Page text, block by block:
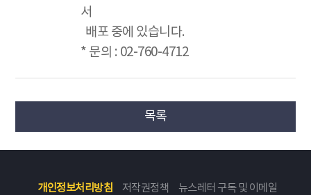
서
배포 중에 있습니다.
* 문의 : 02-760-4712
목록
개인정보처리방침 저작권정책
뉴스레터 구독 및 이메일